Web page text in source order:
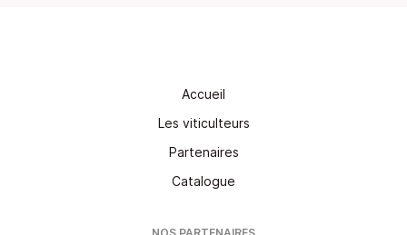
Accueil
Les viticulteurs
Partenaires
Catalogue